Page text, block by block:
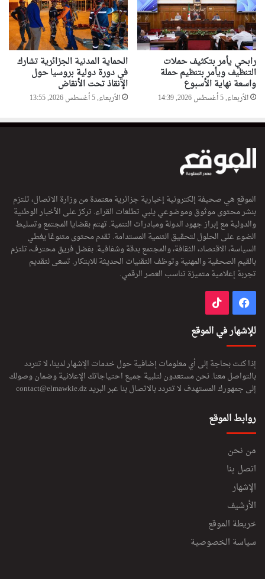
ع
رابحي يأمر بتكثيف حملات
التنظيف ويأمر بتنظيم حملة
واسعة نهاية الأسبوع
الأربعاء, 5 أغسطس 2026, 14:39
الحماية المدنية الجزائرية تشارك
في دورة دولية بروسيا حول
الإنقاذ تحت الأنقاض
الأربعاء, 5 أغسطس 2026, 13:55
الموقع هي صحيفة إلكترونية إخبارية جزائرية معتمدة من وزارة الاتصال، تلتزم
بنشر محتوى موثوق وموضوعي يلبي تطلعات القراء. تركز على الأخبار الوطنية
والدولية مع إبراز جهود الدولة ومبادرات التنمية. تهتم بقضايا المجتمع وتسليط
الضوء على الحلول لتحقيق التنمية المستدامة. تقدم محتوى متنوعًا يغطي
السياسة، الاقتصاد، الثقافة، والمجتمع بدقة وشفافية. بفضل فريق محترف، تلتزم
بالقيم الصحفية والمهنية وتوظف التقنيات الحديثة للابتكار. تسعى لتقديم
تجربة إعلامية متميزة تناسب العصر الرقمي.
فيسبوك
للإشهار في الموقع
إذا كنت بحاجة إلى أي معلومات إضافية حول خدمات الإشهار لدينا، لا تتردد
بالتواصل معنا. نحن مستعدون لتلبية جميع احتياجاتك الإعلانية وضمان وصولك
إلى جمهورك المستهدف لا تتردد بالاتصال بنا عبر البريدcontact@elmawkie.dz
روابط الموقع
من نحن
اتصل بنا
الإشهار
الأرشيف
خريطة الموقع
سياسة الخصوصية